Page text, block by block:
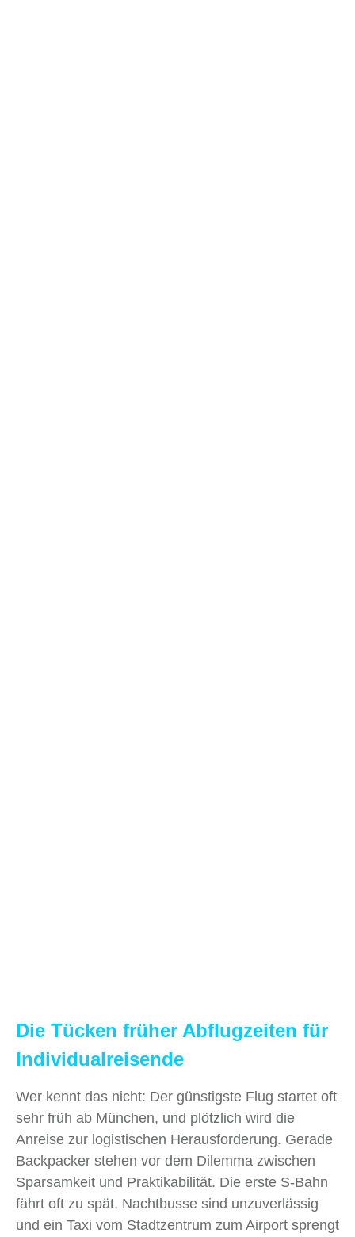
Die Tücken früher Abflugzeiten für
Individualreisende
Wer kennt das nicht: Der günstigste Flug startet oft
sehr früh ab München, und plötzlich wird die
Anreise zur logistischen Herausforderung. Gerade
Backpacker stehen vor dem Dilemma zwischen
Sparsamkeit und Praktikabilität. Die erste S-Bahn
fährt oft zu spät, Nachtbusse sind unzuverlässig
und ein Taxi vom Stadtzentrum zum Airport sprengt